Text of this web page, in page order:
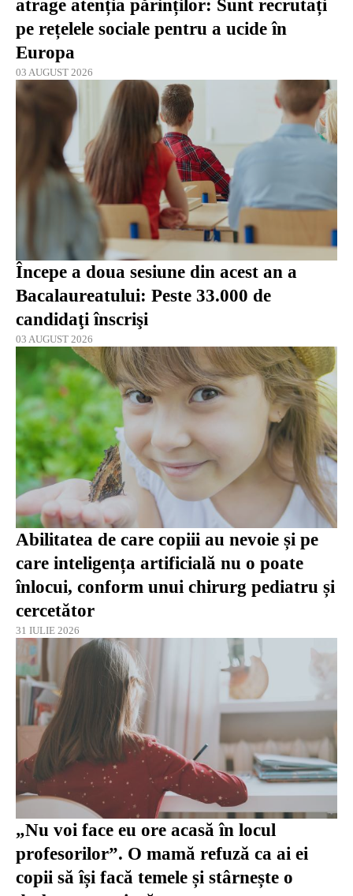
atrage atenția părinților: Sunt recrutați
pe rețelele sociale pentru a ucide în
Europa
03 AUGUST 2026
Începe a doua sesiune din acest an a
Bacalaureatului: Peste 33.000 de
candidaţi înscrişi
03 AUGUST 2026
Abilitatea de care copiii au nevoie și pe
care inteligența artificială nu o poate
înlocui, conform unui chirurg pediatru și
cercetător
31 IULIE 2026
„Nu voi face eu ore acasă în locul
profesorilor”. O mamă refuză ca ai ei
copii să își facă temele și stârnește o